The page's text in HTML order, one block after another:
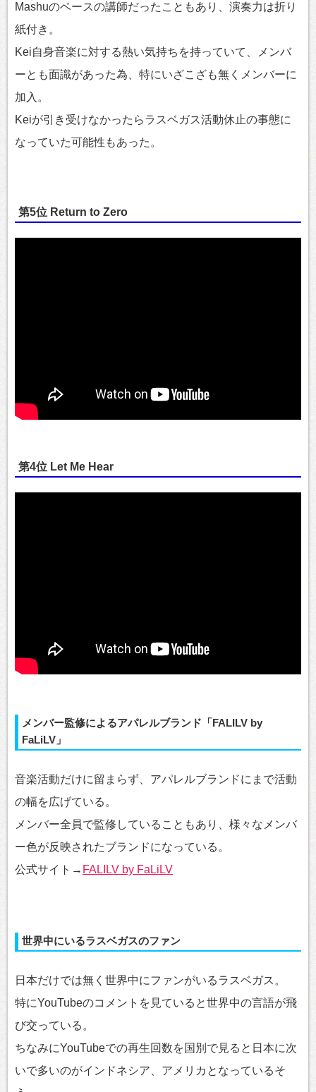
Mashuのベースの講師だったこともあり、演奏力は折り
紙付き。
Kei自身音楽に対する熱い気持ちを持っていて、メンバ
ーとも面識があった為、特にいざこざも無くメンバーに
加入。
Keiが引き受けなかったらラスベガス活動休止の事態に
なっていた可能性もあった。
第5位 Return to Zero
第4位 Let Me Hear
メンバー監修によるアパレルブランド「FALILV by
FaLiLV」
音楽活動だけに留まらず、アパレルブランドにまで活動
の幅を広げている。
メンバー全員で監修していることもあり、様々なメンバ
ー色が反映されたブランドになっている。
公式サイト→ FALILV by FaLiLV
世界中にいるラスベガスのファン
日本だけでは無く世界中にファンがいるラスベガス。
特にYouTubeのコメントを見ていると世界中の言語が飛
び交っている。
ちなみにYouTubeでの再生回数を国別で見ると日本に次
いで多いのがインドネシア、アメリカとなっているそ